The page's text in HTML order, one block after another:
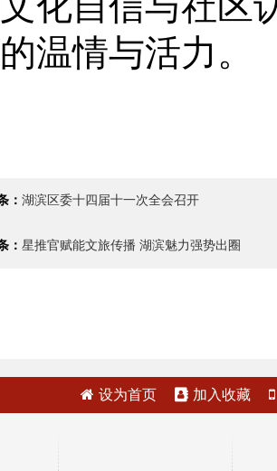
温情与活力。
： 湖滨区委十四届十一次全会召开
： 星推官赋能文旅传播 湖滨魅力强势出圈
设为首页 加入收藏